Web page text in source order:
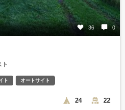
36 0
ト オートサイト
24 22